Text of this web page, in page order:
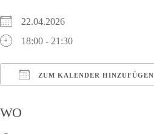
22.04.2026
18:00 - 21:30
ZUM KALENDER HINZUFÜGEN
WO